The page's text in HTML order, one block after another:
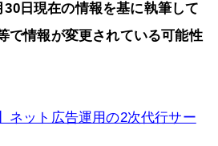
日現在の情報を基に執筆して
で情報が変更されている可能性
ネット広告運用の2次代行サー